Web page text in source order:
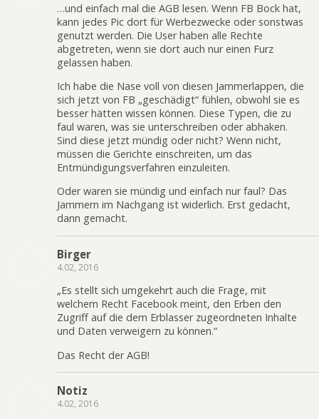
…und einfach mal die AGB lesen. Wenn FB Bock hat,
kann jedes Pic dort für Werbezwecke oder sonstwas
genutzt werden. Die User haben alle Rechte
abgetreten, wenn sie dort auch nur einen Furz
gelassen haben.
Ich habe die Nase voll von diesen Jammerlappen, die
sich jetzt von FB „geschädigt“ fühlen, obwohl sie es
besser hätten wissen können. Diese Typen, die zu
faul waren, was sie unterschreiben oder abhaken.
Sind diese jetzt mündig oder nicht? Wenn nicht,
müssen die Gerichte einschreiten, um das
Entmündigungsverfahren einzuleiten.
Oder waren sie mündig und einfach nur faul? Das
Jammern im Nachgang ist widerlich. Erst gedacht,
dann gemacht.
Birger
4.02, 2016
„Es stellt sich umgekehrt auch die Frage, mit
welchem Recht Facebook meint, den Erben den
Zugriff auf die dem Erblasser zugeordneten Inhalte
und Daten verweigern zu können.“
Das Recht der AGB!
Notiz
4.02, 2016